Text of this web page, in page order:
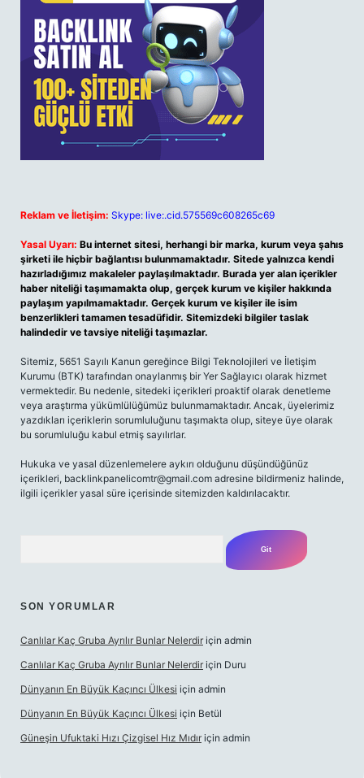
Reklam ve İletişim: Skype: live:.cid.575569c608265c69
Yasal Uyarı: Bu internet sitesi, herhangi bir marka, kurum veya şahıs
şirketi ile hiçbir bağlantısı bulunmamaktadır. Sitede yalnızca kendi
hazırladığımız makaleler paylaşılmaktadır. Burada yer alan içerikler
haber niteliği taşımamakta olup, gerçek kurum ve kişiler hakkında
paylaşım yapılmamaktadır. Gerçek kurum ve kişiler ile isim
benzerlikleri tamamen tesadüfidir. Sitemizdeki bilgiler taslak
halindedir ve tavsiye niteliği taşımazlar.
Sitemiz, 5651 Sayılı Kanun gereğince Bilgi Teknolojileri ve İletişim
Kurumu (BTK) tarafından onaylanmış bir Yer Sağlayıcı olarak hizmet
vermektedir. Bu nedenle, sitedeki içerikleri proaktif olarak denetleme
veya araştırma yükümlülüğümüz bulunmamaktadır. Ancak, üyelerimiz
yazdıkları içeriklerin sorumluluğunu taşımakta olup, siteye üye olarak
bu sorumluluğu kabul etmiş sayılırlar.
Hukuka ve yasal düzenlemelere aykırı olduğunu düşündüğünüz
içerikleri, backlinkpanelicomtr@gmail.com adresine bildirmeniz halinde,
ilgili içerikler yasal süre içerisinde sitemizden kaldırılacaktır.
SON YORUMLAR
Canlılar Kaç Gruba Ayrılır Bunlar Nelerdir için admin
Canlılar Kaç Gruba Ayrılır Bunlar Nelerdir için Duru
Dünyanın En Büyük Kaçıncı Ülkesi için admin
Dünyanın En Büyük Kaçıncı Ülkesi için Betül
Güneşin Ufuktaki Hızı Çizgisel Hız Mıdır için admin